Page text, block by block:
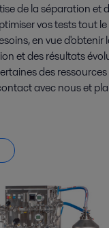
de la séparation et
vos tests tout
en vue d'obtenir
et des résultats
des
avec nous et